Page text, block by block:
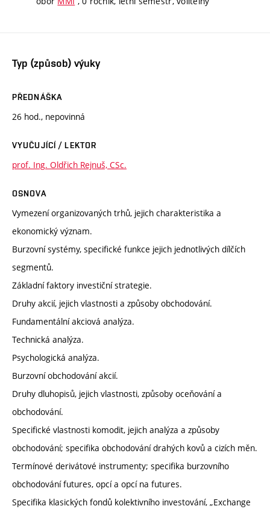
Typ (způsob) výuky
PŘEDNÁŠKA
26 hod., nepovinná
VYUČUJÍCÍ / LEKTOR
prof. Ing. Oldřich Rejnuš, CSc.
OSNOVA
Vymezení organizovaných trhů, jejich charakteristika a
ekonomický význam.
Burzovní systémy, specifické funkce jejich jednotlivých dílčích
segmentů.
Základní faktory investiční strategie.
Druhy akcií, jejich vlastnosti a způsoby obchodování.
Fundamentální akciová analýza.
Technická analýza.
Psychologická analýza.
Burzovní obchodování akcií.
Druhy dluhopisů, jejich vlastnosti, způsoby oceňování a
obchodování.
Specifické vlastnosti komodit, jejich analýza a způsoby
obchodování; specifika obchodování drahých kovů a cizích měn.
Termínové derivátové instrumenty; specifika burzovního
obchodování futures, opcí a opcí na futures.
Specifika klasických fondů kolektivního investování, „Exchange